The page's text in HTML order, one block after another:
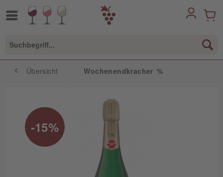
Übersicht Wochenendkracher %
-15%